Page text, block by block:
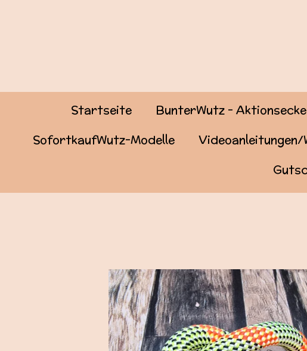
Startseite BunterWutz - Aktionsecke
SofortkaufWutz-Modelle
Videoanleitungen/